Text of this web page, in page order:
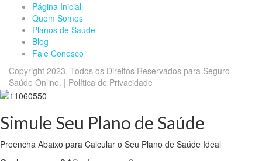
Página Inicial
Quem Somos
Planos de Saúde
Blog
Fale Conosco
Copyright 2023. Todos os Direitos Reservados para Seguro
Saúde Online. | Política de Privacidade
Simule Seu Plano de Saúde
Preencha Abaixo para Calcular o Seu Plano de Saúde Ideal